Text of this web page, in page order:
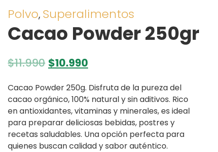
Polvo, Superalimentos
Cacao Powder 250gr
$11.990 El
original
era:
$11.990.
$10.990
actual
es:
$10.990.
Cacao Powder 250g. Disfruta de la pureza del
cacao orgánico, 100% natural y sin aditivos. Rico
en antioxidantes, vitaminas y minerales, es ideal
para preparar deliciosas bebidas, postres y
recetas saludables. Una opción perfecta para
quienes buscan calidad y sabor auténtico.